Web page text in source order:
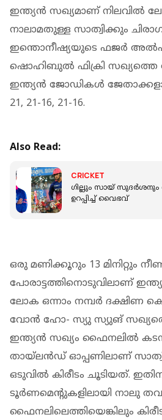
ഇന്ത്യന്‍ സഖ്യമാണ് നിലവില്‍
നാലാമതുള്ള സാത്വിക്കും
ഇന്തൊനീഷ്യയുടെ ഫജര്‍
ഷൊഹിബുല്‍ ഫിക്രി സഖ്യത്തെ
ഇന്ത്യന്‍ ജോഡികള്‍
21, 21-16, 21-16.
Also Read:
CRICKET
ഗില്ലും സായ്
ഉറപ്പിച്ച് വൈഭവ്
ഒരു മണിക്കൂറും 13 മിനിറ്റും
പോരാട്ടത്തിനൊടുവിലാണ്
ലോക ഒന്നാം നമ്പര്‍ ദക്ഷിണ
വോന്‍ ഹോ- സ്യു സ്യുങ്
ഇന്ത്യന്‍ സഖ്യം ഫൈനലില്‍
തായ്‌ലന്‍ഡ് ഓപ്പണിലാണ്
ഒടുവില്‍ കിരീടം ചൂടിയത്.
ടൂര്‍ണമെന്റുകളിലായി നാലു
ഫൈനലിലെത്തിയെങ്കിലും